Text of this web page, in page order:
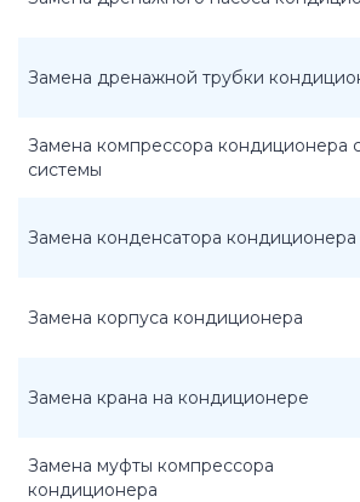
Замена дренажной трубки
Замена компрессора кондиционера
системы
Замена конденсатора кондиционера
Замена корпуса кондиционера
Замена крана на кондиционере
Замена муфты компрессора
кондиционера